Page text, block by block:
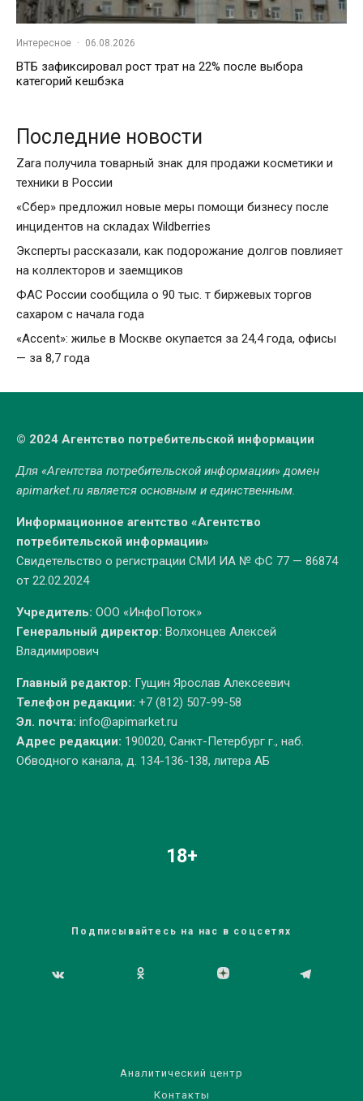
Интересное · 06.08.2026
ВТБ зафиксировал рост трат на 22% после выбора
категорий кешбэка
Последние новости
Zara получила товарный знак для продажи косметики и
техники в России
«Сбер» предложил новые меры помощи бизнесу после
инцидентов на складах Wildberries
Эксперты рассказали, как подорожание долгов повлияет
на коллекторов и заемщиков
ФАС России сообщила о 90 тыс. т биржевых торгов
сахаром с начала года
«Accent»: жилье в Москве окупается за 24,4 года, офисы
— за 8,7 года
© 2024 Агентство потребительской информации
Для «Агентства потребительской информации» домен
apimarket.ruявляется основным и единственным.
Информационное агентство «Агентство
потребительской информации»
Свидетельство о регистрации СМИ ИА № ФС 77 — 86874
от 22.02.2024
Учредитель: ООО «ИнфоПоток»
Генеральный директор: Волхонцев Алексей
Владимирович
Главный редактор: Гущин Ярослав Алексеевич
Телефон редакции: +7 (812) 507-99-58
Эл. почта: info@apimarket.ru
Адрес редакции: 190020, Санкт-Петербург г., наб.
Обводного канала, д. 134-136-138, литера АБ
18+
Подписывайтесь на нас в соцсетях
Аналитический центр
Контакты